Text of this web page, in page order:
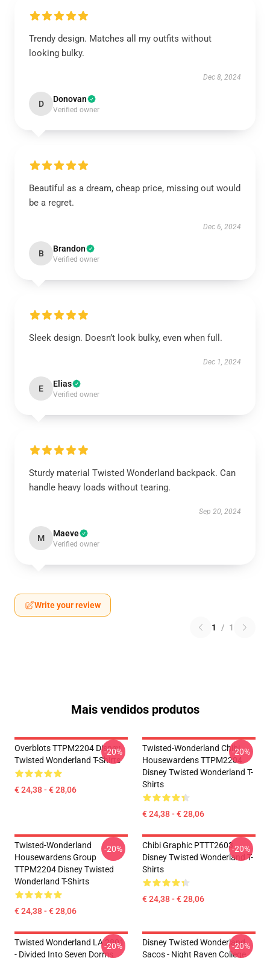
Trendy design. Matches all my outfits without
looking bulky.
Dec 8, 2024
D Donovan
Verified owner
Beautiful as a dream, cheap price, missing out would
be a regret.
Dec 6, 2024
B Brandon
Verified owner
Sleek design. Doesn’t look bulky, even when full.
Dec 1, 2024
E Elias
Verified owner
Sturdy material Twisted Wonderland backpack. Can
handle heavy loads without tearing.
Sep 20, 2024
M Maeve
Verified owner
Write your review
1 / 1
Mais vendidos produtos
Overblots TTPM2204 Disney
Twisted Wonderland T-Shirts
€ 24,38 - € 28,06
-20%
Twisted-Wonderland Chibi
Housewardens TTPM2204
Disney Twisted Wonderland T-
Shirts
€ 24,38 - € 28,06
-20%
Twisted-Wonderland
Housewardens Group
TTPM2204 Disney Twisted
Wonderland T-Shirts
€ 24,38 - € 28,06
-20%
Chibi Graphic PTTT2603
Disney Twisted Wonderland T-
Shirts
€ 24,38 - € 28,06
-20%
Twisted Wonderland LA 2801
- Divided Into Seven Dorms
-20%
Disney Twisted Wonderland
Sacos - Night Raven College
-20%